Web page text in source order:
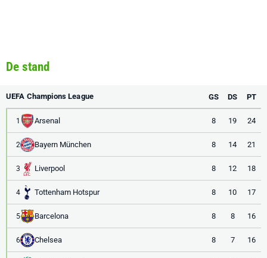
De stand
UEFA Champions League GS DS PT
1 Arsenal 8 19 24
2 Bayern München 8 14 21
3 Liverpool 8 12 18
4 Tottenham Hotspur 8 10 17
5 Barcelona 8 8 16
6 Chelsea 8 7 16